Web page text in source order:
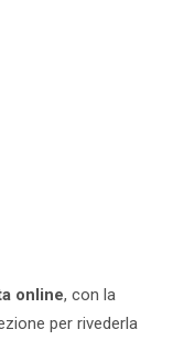
online, con la
per rivederla